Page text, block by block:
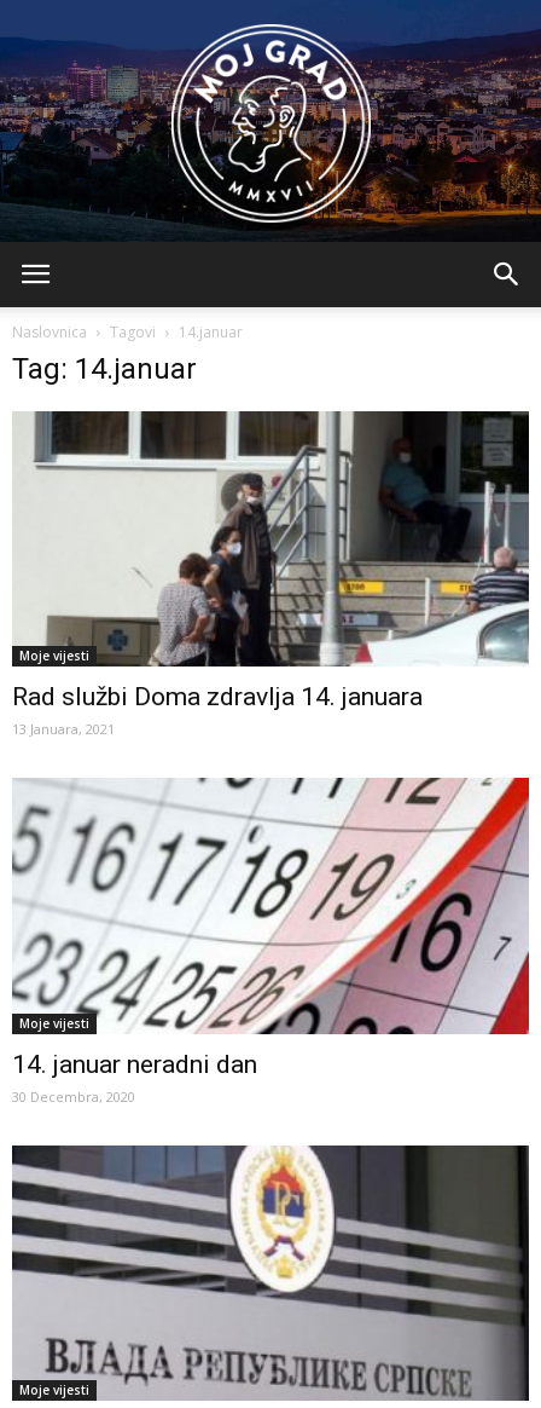
Naslovnica Tagovi 14.januar
Tag: 14.januar
Moje vijesti
Rad službi Doma zdravlja 14. januara
13 Januara, 2021
Moje vijesti
14. januar neradni dan
30 Decembra, 2020
Moje vijesti